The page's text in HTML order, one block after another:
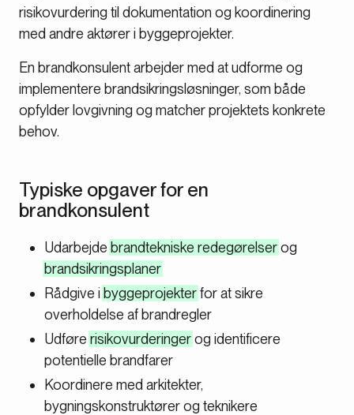
risikovurdering til dokumentation og koordinering
med andre aktører i byggeprojekter.
En brandkonsulent arbejder med at udforme og
implementere brandsikringsløsninger, som både
opfylder lovgivning og matcher projektets konkrete
behov.
Typiske opgaver for en
brandkonsulent
Udarbejde brandtekniske redegørelserog
brandsikringsplaner
Rådgive i byggeprojekterfor at sikre
overholdelse af brandregler
Udføre risikovurderingerog identificere
potentielle brandfarer
Koordinere med arkitekter,
bygningskonstruktører og teknikere